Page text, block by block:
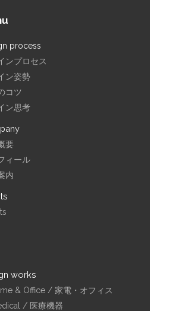
process
ンプロセス
ン姿勢
コツ
ン思考
要
ィール
内
works
& Office / 家電・オフィス
/ 医療機器